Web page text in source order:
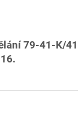
79-41-K/41